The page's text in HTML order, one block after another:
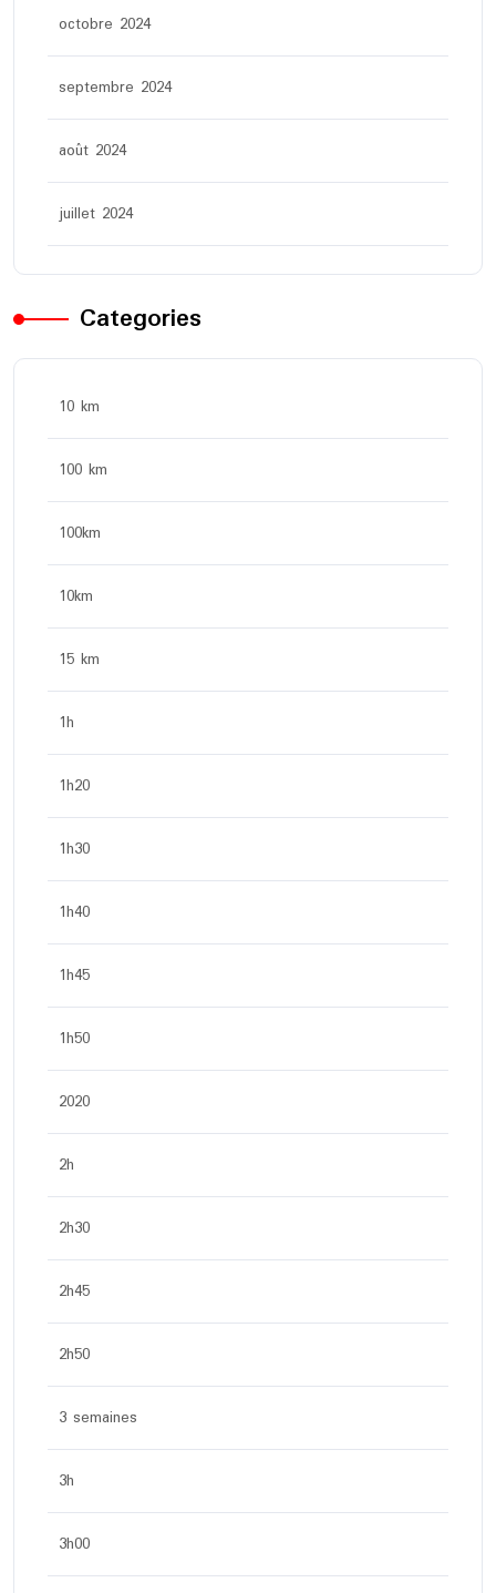
octobre 2024
septembre 2024
août 2024
juillet 2024
Categories
10 km
100 km
100km
10km
15 km
1h
1h20
1h30
1h40
1h45
1h50
2020
2h
2h30
2h45
2h50
3 semaines
3h
3h00